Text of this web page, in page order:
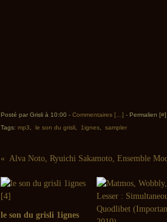
Posté par Grisli à 10:00 - Commentaires [ ] - Permalien [#]
Tags: mp3 le son du grisli 1ignes sampler
Alva Noto, Ryuichi Sakamoto, Ensemble
le son du grisli 1ignes